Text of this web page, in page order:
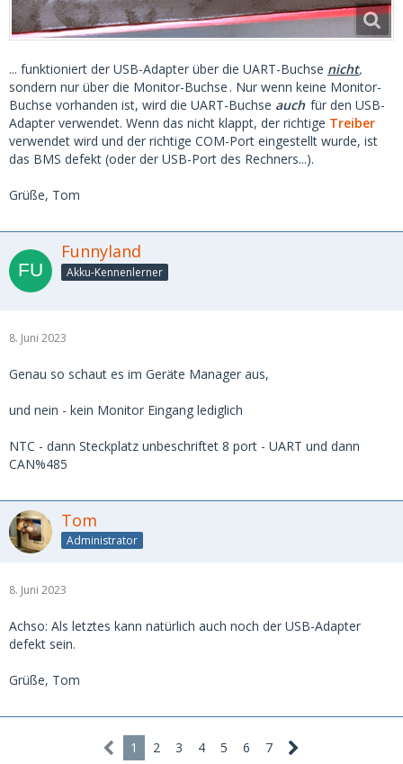
... funktioniert der USB-Adapter über die UART-Buchse nicht,
sondern nur über die Monitor-Buchse . Nur wenn keine Monitor-
Buchse vorhanden ist, wird die UART-Buchse auch für den USB-
Adapter verwendet. Wenn das nicht klappt, der richtige Treiber
verwendet wird und der richtige COM-Port eingestellt wurde, ist
das BMS defekt (oder der USB-Port des Rechners...).
Grüße, Tom
Funnyland
Akku-Kennenlerner
8. Juni 2023
Genau so schaut es im Geräte Manager aus,
und nein - kein Monitor Eingang lediglich
NTC - dann Steckplatz unbeschriftet 8 port - UART und dann
CAN%485
Tom
Administrator
8. Juni 2023
Achso: Als letztes kann natürlich auch noch der USB-Adapter
defekt sein.
Grüße, Tom
1 2 3 4 5 6 7